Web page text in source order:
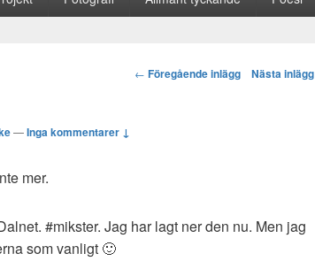
Post
← Föregående inlägg Nästa inlägg
—Inga kommentarer ↓
mer.
#mikster. Jag har lagt ner den nu. Men jag
som vanligt 🙂